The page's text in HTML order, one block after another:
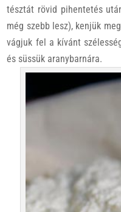
tésztát rövid pihentetés
még szebb lesz), kenjük
vágjuk fel a kívánt
és süssük aranybarnára.